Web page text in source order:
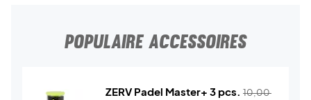
POPULAIRE ACCESSOIRES
ZERV Padel Master+ 3 pcs. 10,00